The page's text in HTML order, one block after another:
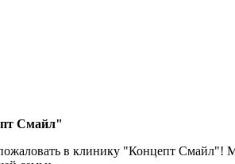
Смайл"
в клинику "Концепт